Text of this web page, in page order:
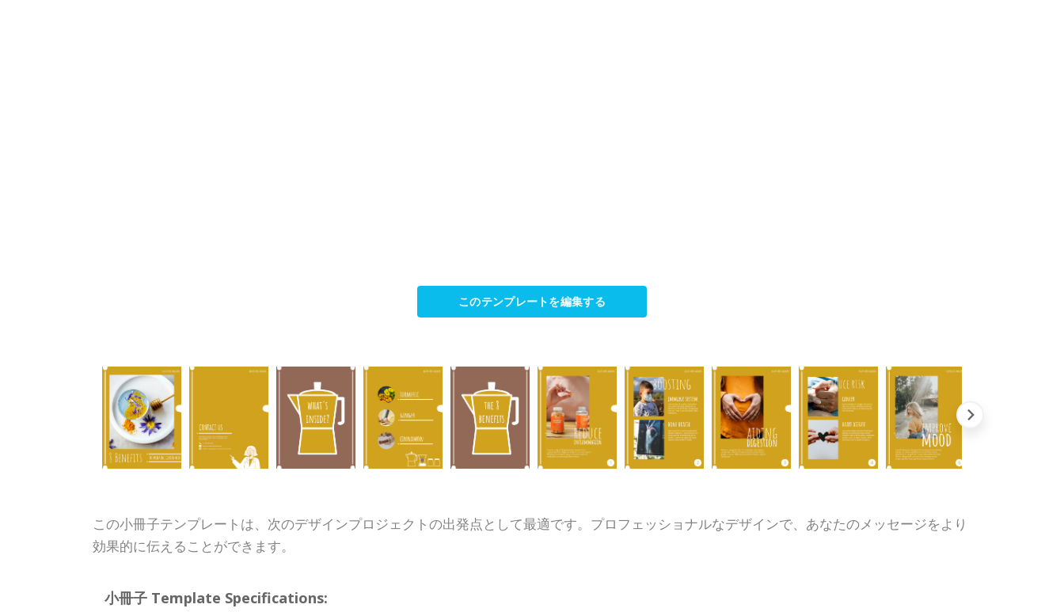
このテンプレートを編集する
この小冊子テンプレートは、次のデザインプロジェクトの出発点として最適です。プロフェッショナルなデザインで、あなたのメッセージをより
効果的に伝えることができます。
小冊子 Template Specifications: